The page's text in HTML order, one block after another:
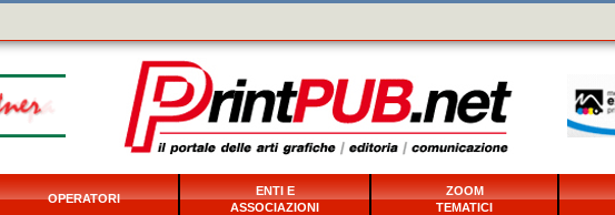
OPERATORI
ENTI E
ASSOCIAZIONI
ZOOM
TEMATICI